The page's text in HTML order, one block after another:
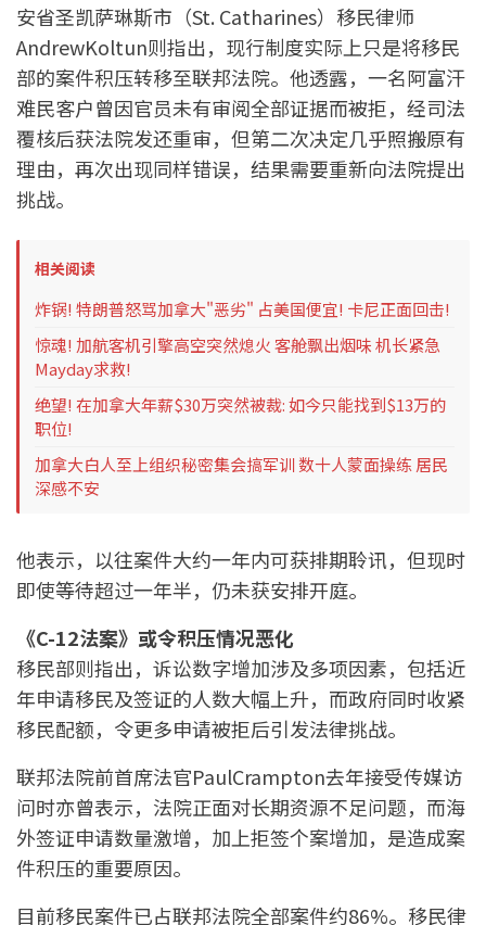
安省圣凯萨琳斯市（St. Catharines）移民律师
AndrewKoltun则指出，现行制度实际上只是将移民
部的案件积压转移至联邦法院。他透露，一名阿富汗
难民客户曾因官员未有审阅全部证据而被拒，经司法
覆核后获法院发还重审，但第二次决定几乎照搬原有
理由，再次出现同样错误，结果需要重新向法院提出
挑战。
相关阅读
炸锅! 特朗普怒骂加拿大"恶劣" 占美国便宜! 卡尼正面回击!
惊魂! 加航客机引擎高空突然熄火 客舱飘出烟味 机长紧急
Mayday求救!
绝望! 在加拿大年薪$30万突然被裁: 如今只能找到$13万的
职位!
加拿大白人至上组织秘密集会搞军训 数十人蒙面操练 居民
深感不安
他表示，以往案件大约一年内可获排期聆讯，但现时
即使等待超过一年半，仍未获安排开庭。
《C-12法案》或令积压情况恶化
移民部则指出，诉讼数字增加涉及多项因素，包括近
年申请移民及签证的人数大幅上升，而政府同时收紧
移民配额，令更多申请被拒后引发法律挑战。
联邦法院前首席法官PaulCrampton去年接受传媒访
问时亦曾表示，法院正面对长期资源不足问题，而海
外签证申请数量激增，加上拒签个案增加，是造成案
件积压的重要原因。
目前移民案件已占联邦法院全部案件约86%。移民律